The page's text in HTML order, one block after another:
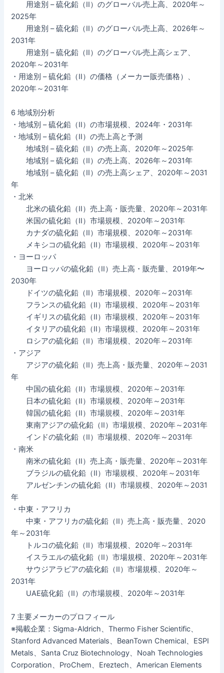
用途別 – 硫化鉛（II）のグローバル売上高、2020年～
2025年
用途別 – 硫化鉛（II）のグローバル売上高、2026年～
2031年
用途別 – 硫化鉛（II）のグローバル売上高シェア、
2020年～2031年
・用途別 – 硫化鉛（II）の価格（メーカー販売価格）、
2020年～2031年
6 地域別分析
・地域別 – 硫化鉛（II）の市場規模、2024年・2031年
・地域別 – 硫化鉛（II）の売上高と予測
地域別 – 硫化鉛（II）の売上高、2020年～2025年
地域別 – 硫化鉛（II）の売上高、2026年～2031年
地域別 – 硫化鉛（II）の売上高シェア、2020年～2031
年
・北米
北米の硫化鉛（II）売上高・販売量、2020年～2031年
米国の硫化鉛（II）市場規模、2020年～2031年
カナダの硫化鉛（II）市場規模、2020年～2031年
メキシコの硫化鉛（II）市場規模、2020年～2031年
・ヨーロッパ
ヨーロッパの硫化鉛（II）売上高・販売量、2019年〜
2030年
ドイツの硫化鉛（II）市場規模、2020年～2031年
フランスの硫化鉛（II）市場規模、2020年～2031年
イギリスの硫化鉛（II）市場規模、2020年～2031年
イタリアの硫化鉛（II）市場規模、2020年～2031年
ロシアの硫化鉛（II）市場規模、2020年～2031年
・アジア
アジアの硫化鉛（II）売上高・販売量、2020年～2031
年
中国の硫化鉛（II）市場規模、2020年～2031年
日本の硫化鉛（II）市場規模、2020年～2031年
韓国の硫化鉛（II）市場規模、2020年～2031年
東南アジアの硫化鉛（II）市場規模、2020年～2031年
インドの硫化鉛（II）市場規模、2020年～2031年
・南米
南米の硫化鉛（II）売上高・販売量、2020年～2031年
ブラジルの硫化鉛（II）市場規模、2020年～2031年
アルゼンチンの硫化鉛（II）市場規模、2020年～2031
年
・中東・アフリカ
中東・アフリカの硫化鉛（II）売上高・販売量、2020
年～2031年
トルコの硫化鉛（II）市場規模、2020年～2031年
イスラエルの硫化鉛（II）市場規模、2020年～2031年
サウジアラビアの硫化鉛（II）市場規模、2020年～
2031年
UAE硫化鉛（II）の市場規模、2020年～2031年
7 主要メーカーのプロフィール
※掲載企業：Sigma-Aldrich、Thermo Fisher Scientific、
Stanford Advanced Materials、BeanTown Chemical、ESPI
Metals、Santa Cruz Biotechnology、Noah Technologies
Corporation、ProChem、Ereztech、American Elements